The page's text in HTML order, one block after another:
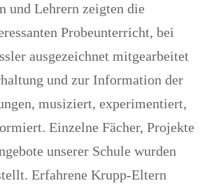
und Lehrern zeigten die
Probeunterricht, bei
ausgezeichnet mitgearbeitet
und zur Information der
musiziert, experimentiert,
Einzelne Fächer, Projekte
unserer Schule wurden
Erfahrene Krupp-Eltern